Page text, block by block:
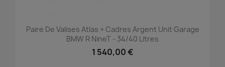
Paire De Valises Atlas + Cadres Argent Unit Garage
BMW R NineT - 34/40 Litres
1 540,00 €